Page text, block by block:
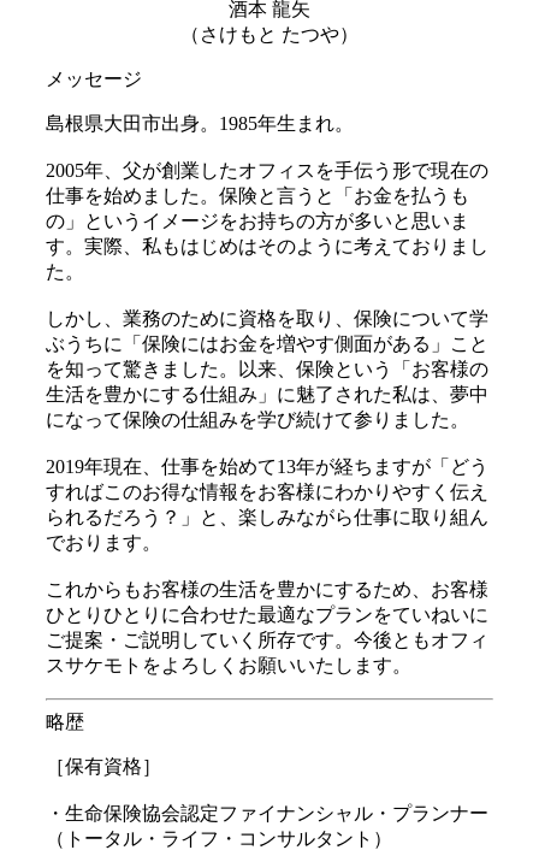
酒本 龍矢
（さけもと たつや）
メッセージ
島根県大田市出身。1985年生まれ。
2005年、父が創業したオフィスを手伝う形で現在の
仕事を始めました。保険と言うと「お金を払うも
の」というイメージをお持ちの方が多いと思いま
す。実際、私もはじめはそのように考えておりまし
た。
しかし、業務のために資格を取り、保険について学
ぶうちに「保険にはお金を増やす側面がある」こと
を知って驚きました。以来、保険という「お客様の
生活を豊かにする仕組み」に魅了された私は、夢中
になって保険の仕組みを学び続けて参りました。
2019年現在、仕事を始めて13年が経ちますが「どう
すればこのお得な情報をお客様にわかりやすく伝え
られるだろう？」と、楽しみながら仕事に取り組ん
でおります。
これからもお客様の生活を豊かにするため、お客様
ひとりひとりに合わせた最適なプランをていねいに
ご提案・ご説明していく所存です。今後ともオフィ
スサケモトをよろしくお願いいたします。
略歴
［保有資格］
・生命保険協会認定ファイナンシャル・プランナー
（トータル・ライフ・コンサルタント）